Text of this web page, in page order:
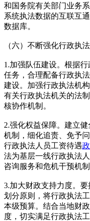
和国务院有关部门业务
系统执法数据的互联互
数据库。
（六）不断强化行政执
1.加强队伍建设。根据
任务，合理配备行政执
建设。加强行政执法机
有关行政执法机关的法
核协作机制。
2.强化权益保障。建立
机制，细化追责、免予
行政执法人员工资待遇
法为基层一线行政执法
咨询服务和危机干预机制
3.加大财政支持力度。
划分原则，将行政执法
本级预算。结合当地财
度，切实满足行政执法工